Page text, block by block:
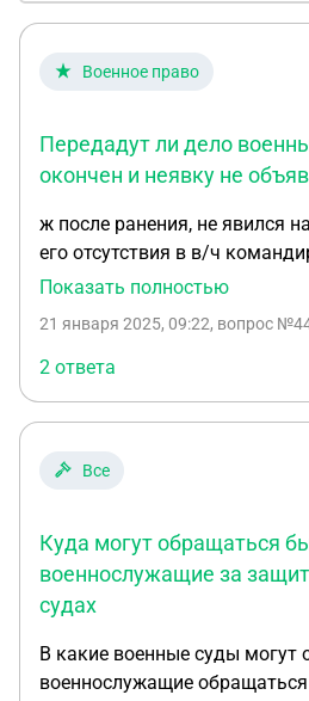
Военное право
Передадут ли дело
окончен и неявку не
ж после ранения, не явился
его отсутствия в в/ч
розыск. Но за это время
передать дело военным.
сами военные не
отсутствии. Но за это время
Показать полностью
21 января 2025, 09:22, вопрос
2 ответа
Все
Куда могут обращаться
военнослужащие за
судах
В какие военные суды
военнослужащие